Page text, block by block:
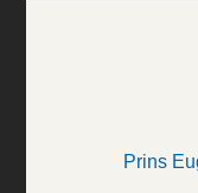
Prins